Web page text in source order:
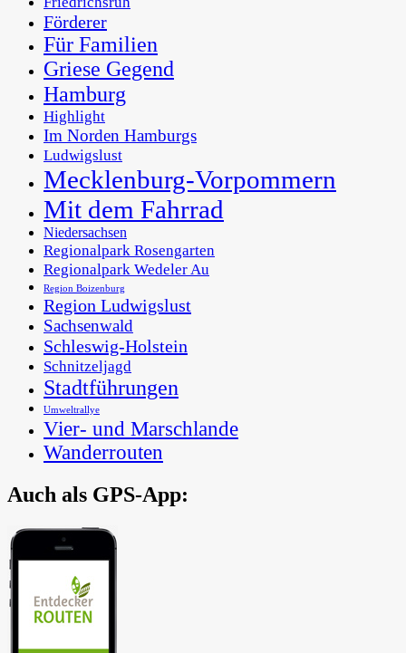
Förderer
Für Familien
Griese Gegend
Hamburg
Highlight
Im Norden Hamburgs
Ludwigslust
Mecklenburg-Vorpommern
Mit dem Fahrrad
Niedersachsen
Regionalpark Rosengarten
Regionalpark Wedeler Au
Region Boizenburg
Region Ludwigslust
Sachsenwald
Schleswig-Holstein
Schnitzeljagd
Stadtführungen
Umweltrallye
Vier- und Marschlande
Wanderrouten
In der Metropolregion Hamburg
Auch als GPS-App: